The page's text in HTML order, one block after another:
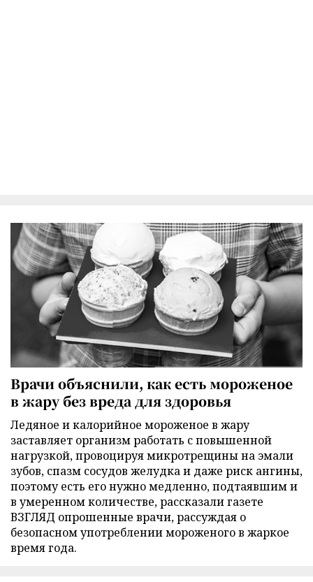
Врачи объяснили, как есть мороженое
в жару без вреда для здоровья
Ледяное и калорийное мороженое в жару
заставляет организм работать с повышенной
нагрузкой, провоцируя микротрещины на эмали
зубов, спазм сосудов желудка и даже риск ангины,
поэтому есть его нужно медленно, подтаявшим и
в умеренном количестве, рассказали газете
ВЗГЛЯД опрошенные врачи, рассуждая о
безопасном употреблении мороженого в жаркое
время года.